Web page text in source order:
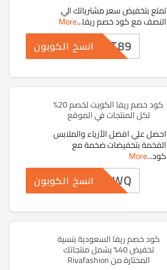
تمتع بتخفيض سعر مشترياتك الي
النصف مع كود خصم ريفا...
More
TT89 انسخ الكوبون
كود خصم ريفا الكويت لخصم 20%
لكل المنتجات في الموقع
احصل علي افضل الأزياء والملابس
الفخمة بتخفيضات ضخمة مع
كود...
More
MTSWQانسخ الكوبون
كود خصم ريفا السعودية بنسية
تخفيض 40% يشمل منتجاتك
المختارة من Rivafashion